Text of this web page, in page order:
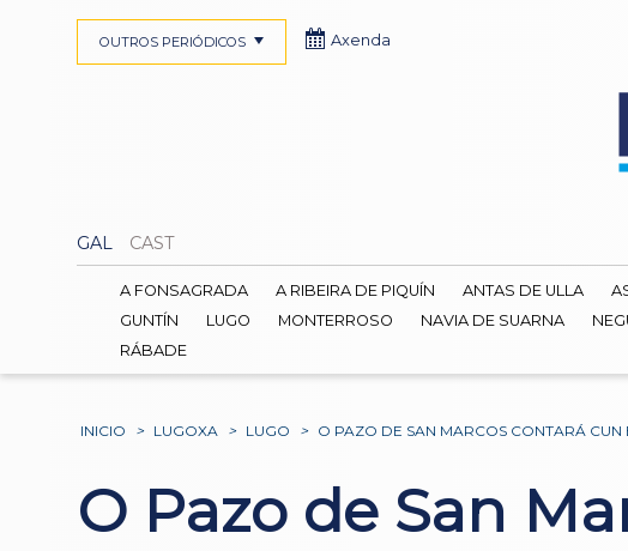
GAL CAST
OUTROS PERIÓDICOS Axenda
A FONSAGRADA A RIBEIRA DE PIQUÍN ANTAS DE ULLA
GUNTÍN
LUGO MONTERROSO NAVIA DE SUARNA
RÁBADE
INICIO > LUGOXA > LUGO > O PAZO DE SAN MARCOS CONTARÁ
O Pazo de San